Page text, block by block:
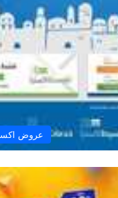
عروض